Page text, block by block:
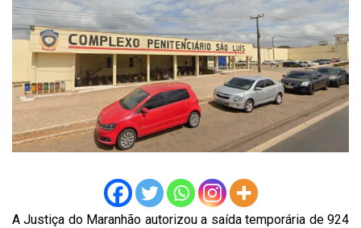
A Justiça do Maranhão autorizou a saída temporária de 924